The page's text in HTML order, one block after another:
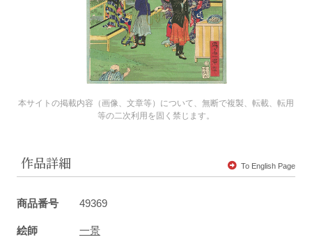
本サイトの掲載内容（画像、文章等）について、無断で複製、転載、転用
等の二次利用を固く禁じます。
作品詳細 To English Page
商品番号 49369
絵師 一景